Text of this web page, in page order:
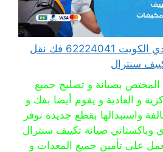
فني تكييف مركزي هندي الكويت 62224041 فك نقل
سنترال
بصيانة و تصليح جميع
و العادية و يقوم أيضا بفك و
واستبدالها بقطع جديدة نوفر
صيانة تكييف سنترال
نعمل على تأمين جميع المعدات و